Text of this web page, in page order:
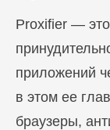
Proxifier —
приложений
в этом ее
браузеры,